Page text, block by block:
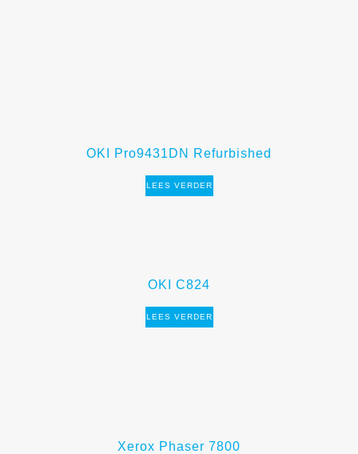
OKI Pro9431DN Refurbished
LEES VERDER
OKI C824
LEES VERDER
Xerox Phaser 7800